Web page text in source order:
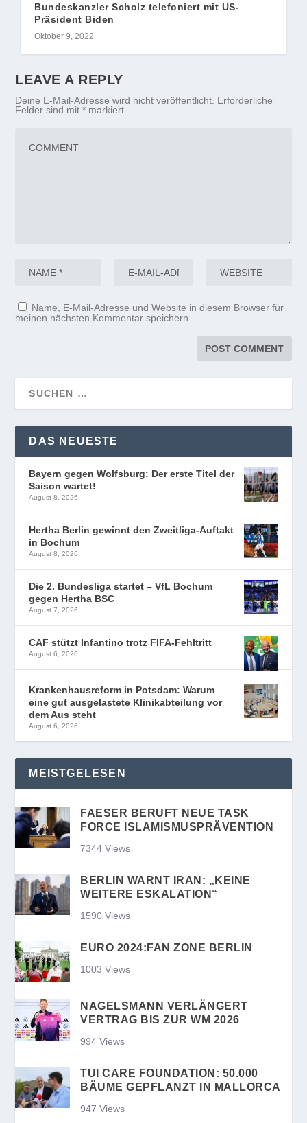
Bundeskanzler Scholz telefoniert mit US-
Präsident Biden
Oktober 9, 2022
LEAVE A REPLY
Deine E-Mail-Adresse wird nicht veröffentlicht. Erforderliche
Felder sind mit* markiert
Name, E-Mail-Adresse und Website in diesem Browser für
meinen nächsten Kommentar speichern.
DAS NEUESTE
Bayern gegen Wolfsburg: Der erste Titel der
Saison wartet!
August 8, 2026
Hertha Berlin gewinnt den Zweitliga-Auftakt
in Bochum
August 8, 2026
Die 2. Bundesliga startet – VfL Bochum
gegen Hertha BSC
August 7, 2026
CAF stützt Infantino trotz FIFA-Fehltritt
August 6, 2026
Krankenhausreform in Potsdam: Warum
eine gut ausgelastete Klinikabteilung vor
dem Aus steht
August 6, 2026
MEISTGELESEN
FAESER BERUFT NEUE TASK
FORCE ISLAMISMUSPRÄVENTION
7344 Views
BERLIN WARNT IRAN: „KEINE
WEITERE ESKALATION“
1590 Views
EURO 2024:FAN ZONE BERLIN
1003 Views
NAGELSMANN VERLÄNGERT
VERTRAG BIS ZUR WM 2026
994 Views
TUI CARE FOUNDATION: 50.000
BÄUME GEPFLANZT IN MALLORCA
947 Views